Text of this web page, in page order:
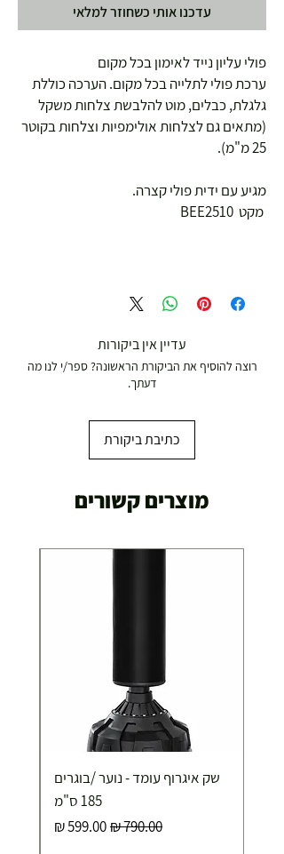
עדכנו אותי כשחוזר למלאי
פולי עליון נייד לאימון בכל מקום
ערכת פולי לתלייה בכל מקום. הערכה כוללת
גלגלת, כבלים, מוט להלבשת צלחות משקל
(מתאים גם לצלחות אולימפיות וצלחות בקוטר
25 מ"מ).
מגיע עם ידית פולי קצרה.
מקט BEE2510
עדיין אין ביקורות
רוצה להוסיף את הביקורת הראשונה? ספר/י לנו מה
דעתך.
כתיבת ביקורת
מוצרים קשורים
שק איגרוף עומד - נוער /בוגרים
185 ס"מ
מחיר רגילמחיר מבצע